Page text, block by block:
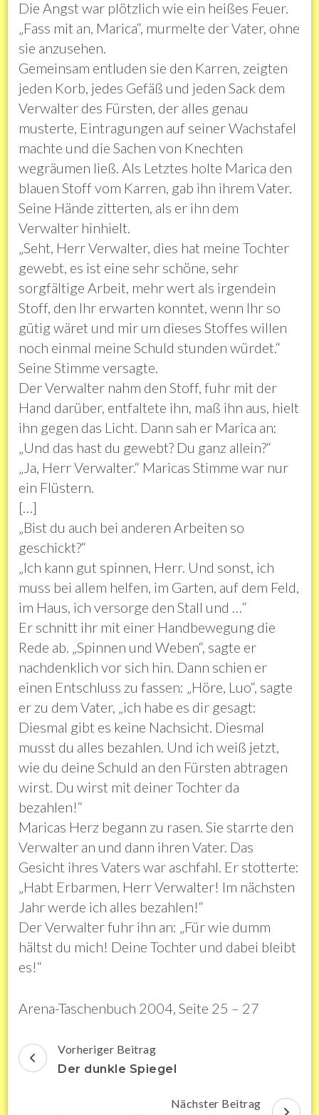
Die Angst war plötzlich wie ein heißes Feuer.
„Fass mit an, Marica“, murmelte der Vater, ohne
sie anzusehen.
Gemeinsam entluden sie den Karren, zeigten
jeden Korb, jedes Gefäß und jeden Sack dem
Verwalter des Fürsten, der alles genau
musterte, Eintragungen auf seiner Wachstafel
machte und die Sachen von Knechten
wegräumen ließ. Als Letztes holte Marica den
blauen Stoff vom Karren, gab ihn ihrem Vater.
Seine Hände zitterten, als er ihn dem
Verwalter hinhielt.
„Seht, Herr Verwalter, dies hat meine Tochter
gewebt, es ist eine sehr schöne, sehr
sorgfältige Arbeit, mehr wert als irgendein
Stoff, den Ihr erwarten konntet, wenn Ihr so
gütig wäret und mir um dieses Stoffes willen
noch einmal meine Schuld stunden würdet.“
Seine Stimme versagte.
Der Verwalter nahm den Stoff, fuhr mit der
Hand darüber, entfaltete ihn, maß ihn aus, hielt
ihn gegen das Licht. Dann sah er Marica an:
„Und das hast du gewebt? Du ganz allein?“
„Ja, Herr Verwalter.“ Maricas Stimme war nur
ein Flüstern.
[…]
„Bist du auch bei anderen Arbeiten so
geschickt?“
„Ich kann gut spinnen, Herr. Und sonst, ich
muss bei allem helfen, im Garten, auf dem Feld,
im Haus, ich versorge den Stall und …“
Er schnitt ihr mit einer Handbewegung die
Rede ab. „Spinnen und Weben“, sagte er
nachdenklich vor sich hin. Dann schien er
einen Entschluss zu fassen: „Höre, Luo“, sagte
er zu dem Vater, „ich habe es dir gesagt:
Diesmal gibt es keine Nachsicht. Diesmal
musst du alles bezahlen. Und ich weiß jetzt,
wie du deine Schuld an den Fürsten abtragen
wirst. Du wirst mit deiner Tochter da
bezahlen!“
Maricas Herz begann zu rasen. Sie starrte den
Verwalter an und dann ihren Vater. Das
Gesicht ihres Vaters war aschfahl. Er stotterte:
„Habt Erbarmen, Herr Verwalter! Im nächsten
Jahr werde ich alles bezahlen!“
Der Verwalter fuhr ihn an: „Für wie dumm
hältst du mich! Deine Tochter und dabei bleibt
es!“
Arena-Taschenbuch 2004, Seite 25 – 27
Beitragsnavigation
Vorheriger Beitrag
Der dunkle Spiegel
Nächster Beitrag